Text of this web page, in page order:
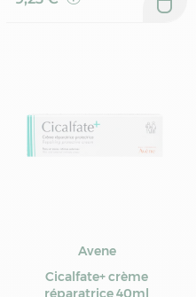
Avene
Cicalfate+ crème